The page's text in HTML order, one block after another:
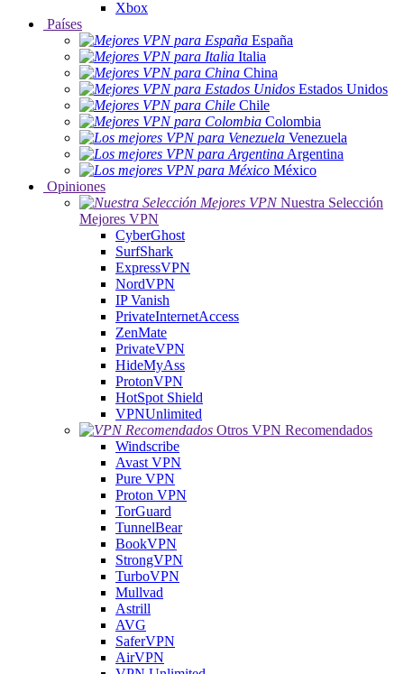
Xbox
Países
España
Italia
China
Estados Unidos
Chile
Colombia
Venezuela
Argentina
México
Opiniones
Nuestra Selección
Mejores VPN
CyberGhost
SurfShark
ExpressVPN
NordVPN
IP Vanish
PrivateInternetAccess
ZenMate
PrivateVPN
HideMyAss
ProtonVPN
HotSpot Shield
VPNUnlimited
Otros VPN Recomendados
Windscribe
Avast VPN
Pure VPN
Proton VPN
TorGuard
TunnelBear
BookVPN
StrongVPN
TurboVPN
Mullvad
Astrill
AVG
SaferVPN
AirVPN